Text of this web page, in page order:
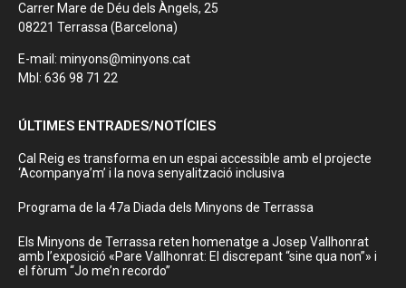
Carrer Mare de Déu dels Àngels, 25
08221 Terrassa (Barcelona)
E-mail: minyons@minyons.cat
Mbl: 636 98 71 22
ÚLTIMES ENTRADES/NOTÍCIES
Cal Reig es transforma en un espai accessible amb el projecte
‘Acompanya’m’ i la nova senyalització inclusiva
Programa de la 47a Diada dels Minyons de Terrassa
Els Minyons de Terrassa reten homenatge a Josep Vallhonrat
amb l’exposició «Pare Vallhonrat: El discrepant “sine qua non”» i
el fòrum “Jo me’n recordo”